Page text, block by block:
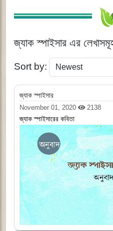
জ্যাক স্পাইসার এর
Sort by:
জ্যাক স্পাইসার
November 01, 2020 2138
জ্যাক স্পাইসারের কবিতা